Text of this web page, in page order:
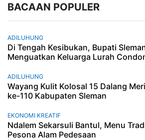
BACAAN POPULER
ADILUHUNG
Di Tengah Kesibukan, Bupati
Menguatkan Keluarga Lurah
ADILUHUNG
Wayang Kulit Kolosal 15 Dalang
ke-110 Kabupaten Sleman
EKONOMI KREATIF
Ndalem Sekarsuli Bantul, Menu
Pesona Alam Pedesaan